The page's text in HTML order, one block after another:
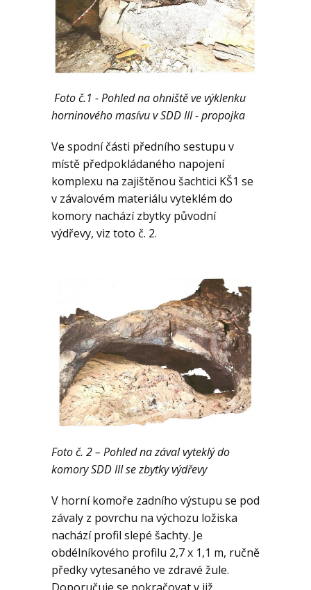
Foto č.1 - Pohled na ohniště ve výklenku
horninového masívu v SDD III - propojka
Ve spodní části předního sestupu v
místě předpokládaného napojení
komplexu na zajištěnou šachtici KŠ1 se
v závalovém materiálu vyteklém do
komory nachází zbytky původní
výdřevy, viz toto č. 2.
Foto č. 2 – Pohled na zával vyteklý do
komory SDD III se zbytky výdřevy
V horní komoře zadního výstupu se pod
závaly z povrchu na výchozu ložiska
nachází profil slepé šachty. Je
obdélníkového profilu 2,7 x 1,1 m, ručně
předky vytesaného ve zdravé žule.